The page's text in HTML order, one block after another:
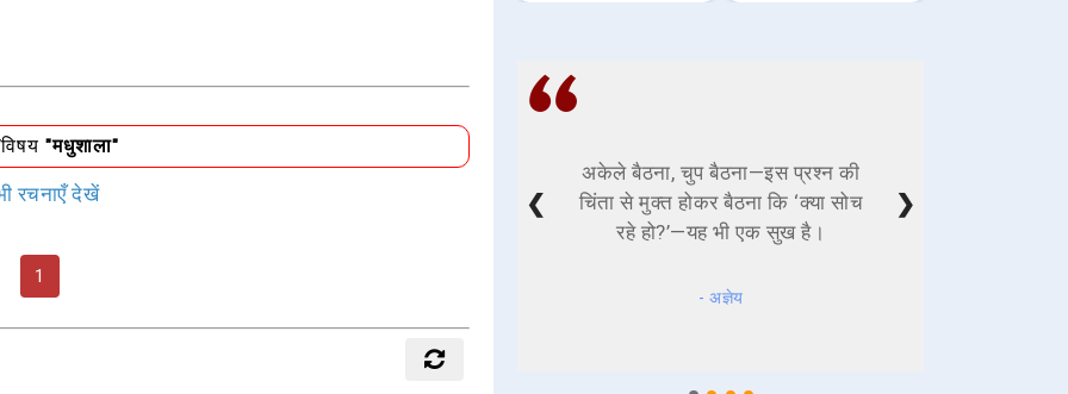
विषय"मधुशाला"
रचनाएँ देखें
1
अकेले बैठना, चुप बैठना—इस प्रश्न की
चिंता से मुक्त होकर बैठना कि ‘क्या सोच
रहे हो?’—यह भी एक सुख है।
- अज्ञेय
❮ ❯